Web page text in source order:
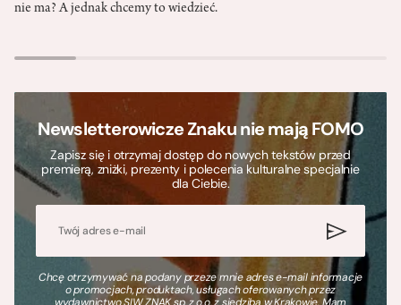
nie ma? A jednak chcemy to wiedzieć.
Newsletterowicze Znaku nie mają FOMO
Zapisz się i otrzymaj dostęp do nowych tekstów przed
premierą, zniżki, prezenty i polecenia kulturalne specjalnie
dla Ciebie.
Chcę otrzymywać na podany przeze mnie adres e-mail informacje
o promocjach, produktach, usługach oferowanych przez